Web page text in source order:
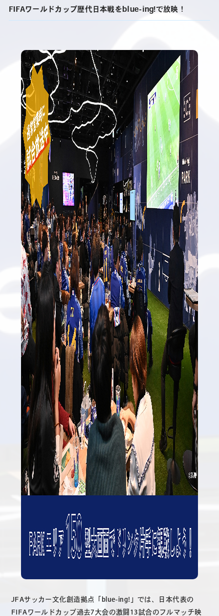
FIFAワールドカップ歴代日本戦をblue-ing!で放映！
JFAサッカー文化創造拠点「blue-ing!」では、日本代表の
FIFAワールドカップ過去7大会の激闘13試合のフルマッチ映